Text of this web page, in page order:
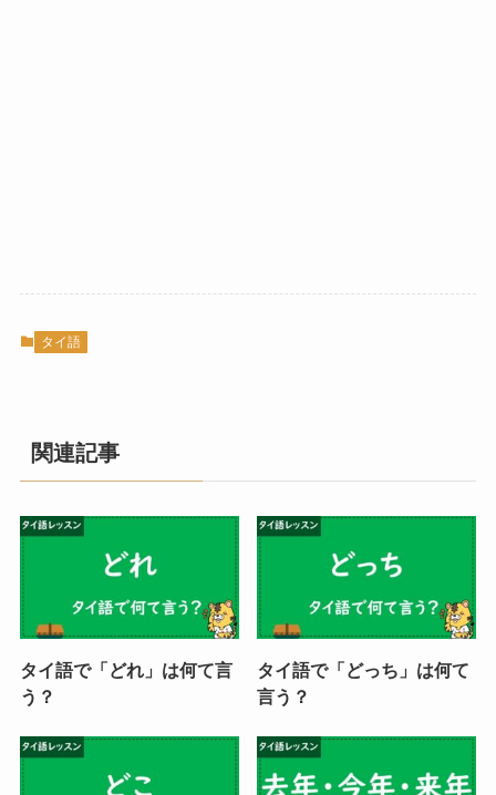
タイ語
関連記事
タイ語で「どれ」は何て言
う？
タイ語で「どっち」は何て
言う？